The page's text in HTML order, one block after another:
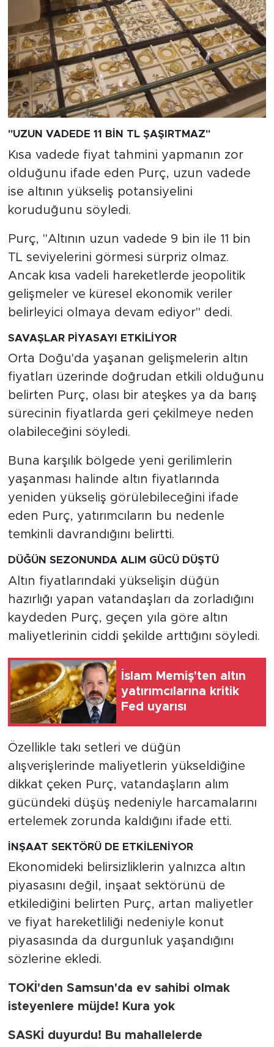
"UZUN VADEDE 11 BİN TL ŞAŞIRTMAZ"
Kısa vadede fiyat tahmini yapmanın zor
olduğunu ifade eden Purç, uzun vadede
ise altının yükseliş potansiyelini
koruduğunu söyledi.
Purç, "Altının uzun vadede 9 bin ile 11 bin
TL seviyelerini görmesi sürpriz olmaz.
Ancak kısa vadeli hareketlerde jeopolitik
gelişmeler ve küresel ekonomik veriler
belirleyici olmaya devam ediyor" dedi.
SAVAŞLAR PİYASAYI ETKİLİYOR
Orta Doğu'da yaşanan gelişmelerin altın
fiyatları üzerinde doğrudan etkili olduğunu
belirten Purç, olası bir ateşkes ya da barış
sürecinin fiyatlarda geri çekilmeye neden
olabileceğini söyledi.
Buna karşılık bölgede yeni gerilimlerin
yaşanması halinde altın fiyatlarında
yeniden yükseliş görülebileceğini ifade
eden Purç, yatırımcıların bu nedenle
temkinli davrandığını belirtti.
DÜĞÜN SEZONUNDA ALIM GÜCÜ DÜŞTÜ
Altın fiyatlarındaki yükselişin düğün
hazırlığı yapan vatandaşları da zorladığını
kaydeden Purç, geçen yıla göre altın
maliyetlerinin ciddi şekilde arttığını söyledi.
İslam Memiş'ten altın
yatırımcılarına kritik
Fed uyarısı
Özellikle takı setleri ve düğün
alışverişlerinde maliyetlerin yükseldiğine
dikkat çeken Purç, vatandaşların alım
gücündeki düşüş nedeniyle harcamalarını
ertelemek zorunda kaldığını ifade etti.
İNŞAAT SEKTÖRÜ DE ETKİLENİYOR
Ekonomideki belirsizliklerin yalnızca altın
piyasasını değil, inşaat sektörünü de
etkilediğini belirten Purç, artan maliyetler
ve fiyat hareketliliği nedeniyle konut
piyasasında da durgunluk yaşandığını
sözlerine ekledi.
TOKİ'den Samsun'da ev sahibi olmak
isteyenlere müjde! Kura yok
SASKİ duyurdu! Bu mahallelerde